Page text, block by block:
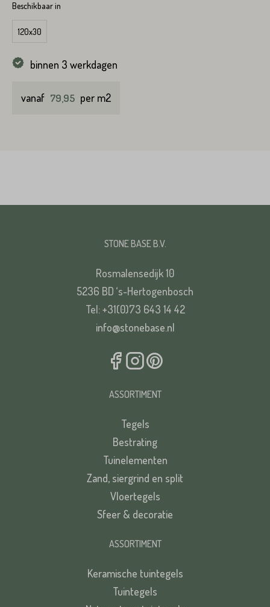
Beschikbaar in
120x30
binnen 3 werkdagen
vanaf 79,95 per m2
STONE BASE B.V.
Rosmalensedijk 10
5236 BD ‘s-Hertogenbosch
Tel: +31(0)73 643 14 42
info@stonebase.nl
ASSORTIMENT
Tegels
Bestrating
Tuinelementen
Zand, siergrind en split
Vloertegels
Sfeer & decoratie
ASSORTIMENT
Keramische tuintegels
Tuintegels